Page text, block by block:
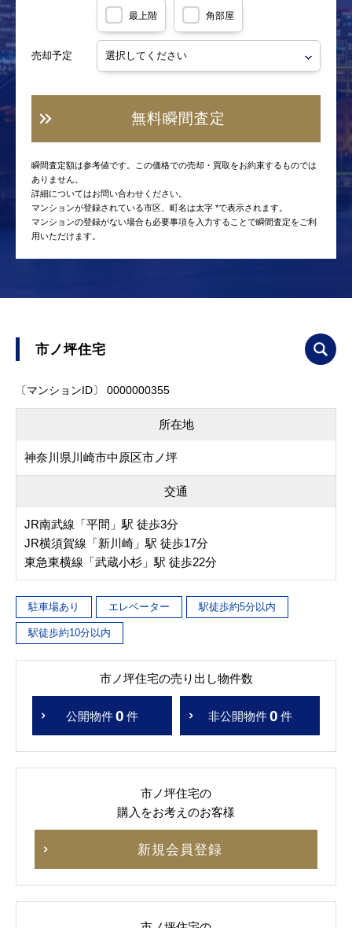
最上階 角部屋
売却予定
無料瞬間査定
瞬間査定額は参考値です。この価格での売却・買取をお約束するものでは
ありません。
詳細についてはお問い合わせください。
マンションが登録されている市区、町名は太字 *で表示されます。
マンションの登録がない場合も必要事項を入力することで瞬間査定をご利
用いただけます。
市ノ坪住宅
〔マンションID〕 0000000355
所在地
神奈川県川崎市中原区市ノ坪
交通
JR南武線「平間」駅 徒歩3分
JR横須賀線「新川崎」駅 徒歩17分
東急東横線「武蔵小杉」駅 徒歩22分
駐車場あり エレベーター 駅徒歩約5分以内
駅徒歩約10分以内
市ノ坪住宅の売り出し物件数
公開物件0 件 非公開物件 0 件
市ノ坪住宅の
購入をお考えのお客様
新規会員登録